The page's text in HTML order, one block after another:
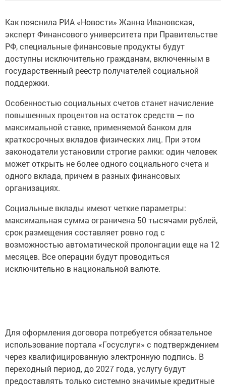
Как пояснила РИА «Новости» Жанна Ивановская,
эксперт Финансового университета при Правительстве
РФ, специальные финансовые продукты будут
доступны исключительно гражданам, включенным в
государственный реестр получателей социальной
поддержки.
Особенностью социальных счетов станет начисление
повышенных процентов на остаток средств — по
максимальной ставке, применяемой банком для
краткосрочных вкладов физических лиц. При этом
законодатели установили строгие рамки: один человек
может открыть не более одного социального счета и
одного вклада, причем в разных финансовых
организациях.
Социальные вклады имеют четкие параметры:
максимальная сумма ограничена 50 тысячами рублей,
срок размещения составляет ровно год с
возможностью автоматической пролонгации еще на 12
месяцев. Все операции будут проводиться
исключительно в национальной валюте.
Для оформления договора потребуется обязательное
использование портала «Госуслуги» с подтверждением
через квалифицированную электронную подпись. В
переходный период, до 2027 года, услугу будут
предоставлять только системно значимые кредитные